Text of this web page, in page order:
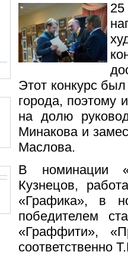
Этот конкурс
города, поэтому
на долю
Минакова и
Маслова.
В номинации
Кузнецов,
«Графика», в
победителем
«Граффити»,
соответственно